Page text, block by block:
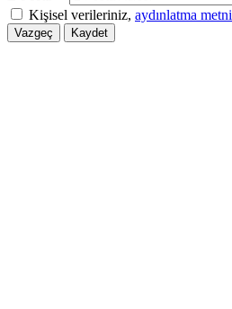
Kişisel verileriniz, aydınlatma metni
Vazgeç Kaydet